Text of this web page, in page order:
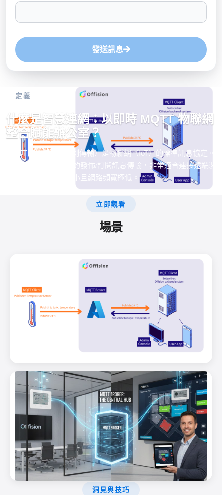
發送訊息
定義
什麼是智慧連網：以即時 MQTT 物聯網
整合賦能辦公室？
MQTT（訊息佇列遙測傳輸）是物聯網（IoT）的標準訊息協定。
它被設計為極為輕量的發佈/訂閱訊息傳輸，非常適合連接遠端裝
置，且程式碼佔用量小且網路頻寬極低。
立即觀看
場景
洞見與技巧